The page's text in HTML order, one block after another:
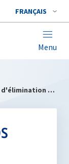
FRANÇAIS
Menu
Coup d'envoi en Géorgie du nouveau projet d'élimination des munitions explosives non explosées